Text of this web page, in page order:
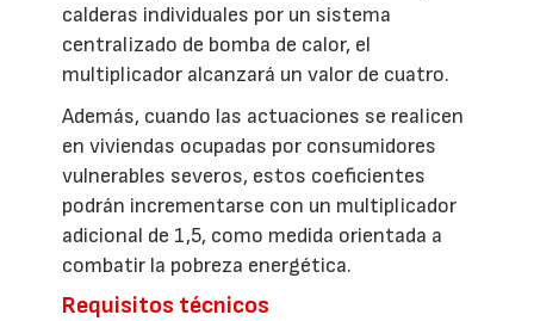
calderas individuales por un sistema
centralizado de bomba de calor, el
multiplicador alcanzará un valor de cuatro.
Además, cuando las actuaciones se realicen
en viviendas ocupadas por consumidores
vulnerables severos, estos coeficientes
podrán incrementarse con un multiplicador
adicional de 1,5, como medida orientada a
combatir la pobreza energética.
Requisitos técnicos